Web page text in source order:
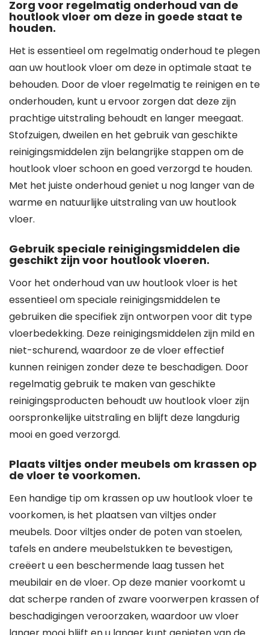
Zorg voor regelmatig onderhoud van de
houtlook vloer om deze in goede staat te
houden.
Het is essentieel om regelmatig onderhoud te plegen
aan uw houtlook vloer om deze in optimale staat te
behouden. Door de vloer regelmatig te reinigen en te
onderhouden, kunt u ervoor zorgen dat deze zijn
prachtige uitstraling behoudt en langer meegaat.
Stofzuigen, dweilen en het gebruik van geschikte
reinigingsmiddelen zijn belangrijke stappen om de
houtlook vloer schoon en goed verzorgd te houden.
Met het juiste onderhoud geniet u nog langer van de
warme en natuurlijke uitstraling van uw houtlook
vloer.
Gebruik speciale reinigingsmiddelen die
geschikt zijn voor houtlook vloeren.
Voor het onderhoud van uw houtlook vloer is het
essentieel om speciale reinigingsmiddelen te
gebruiken die specifiek zijn ontworpen voor dit type
vloerbedekking. Deze reinigingsmiddelen zijn mild en
niet-schurend, waardoor ze de vloer effectief
kunnen reinigen zonder deze te beschadigen. Door
regelmatig gebruik te maken van geschikte
reinigingsproducten behoudt uw houtlook vloer zijn
oorspronkelijke uitstraling en blijft deze langdurig
mooi en goed verzorgd.
Plaats viltjes onder meubels om krassen op
de vloer te voorkomen.
Een handige tip om krassen op uw houtlook vloer te
voorkomen, is het plaatsen van viltjes onder
meubels. Door viltjes onder de poten van stoelen,
tafels en andere meubelstukken te bevestigen,
creëert u een beschermende laag tussen het
meubilair en de vloer. Op deze manier voorkomt u
dat scherpe randen of zware voorwerpen krassen of
beschadigingen veroorzaken, waardoor uw vloer